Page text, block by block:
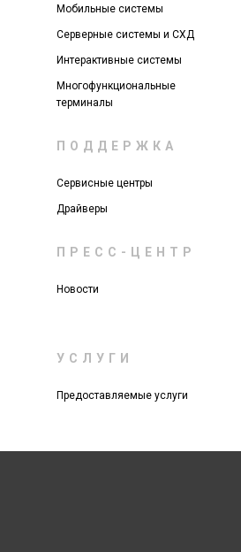
Мобильные системы
Серверные системы и СХД
Интерактивные системы
Многофункциональные
терминалы
ПОДДЕРЖКА
Сервисные центры
Драйверы
ПРЕСС-ЦЕНТР
Новости
УСЛУГИ
Предоставляемые услуги